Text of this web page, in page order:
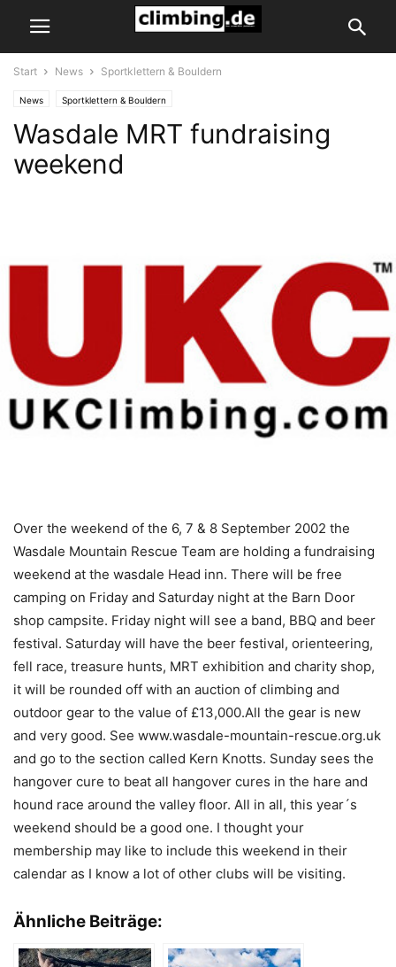
Start News Sportklettern & Bouldern
News Sportklettern & Bouldern
Wasdale MRT fundraising
weekend
Over the weekend of the 6, 7 & 8 September 2002 the
Wasdale Mountain Rescue Team are holding a fundraising
weekend at the wasdale Head inn. There will be free
camping on Friday and Saturday night at the Barn Door
shop campsite. Friday night will see a band, BBQ and beer
festival. Saturday will have the beer festival, orienteering,
fell race, treasure hunts, MRT exhibition and charity shop,
it will be rounded off with an auction of climbing and
outdoor gear to the value of £13,000.All the gear is new
and very good. See www.wasdale-mountain-rescue.org.uk
and go to the section called Kern Knotts. Sunday sees the
hangover cure to beat all hangover cures in the hare and
hound race around the valley floor. All in all, this year´s
weekend should be a good one. I thought your
membership may like to include this weekend in their
calendar as I know a lot of other clubs will be visiting.
Ähnliche Beiträge: